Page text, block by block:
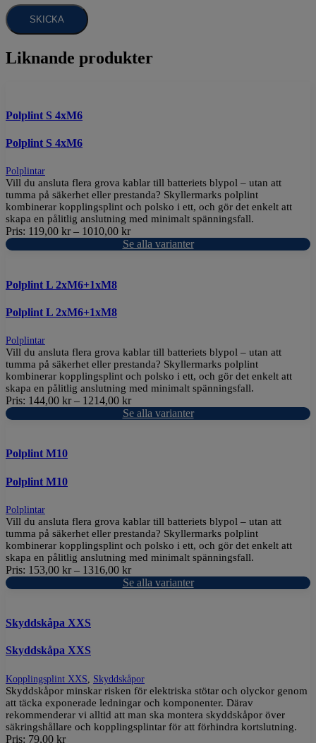
Liknande produkter
Polplint S 4xM6
Polplint S 4xM6
Polplintar
Vill du ansluta flera grova kablar till batteriets blypol – utan att
tumma på säkerhet eller prestanda? Skyllermarks polplint
kombinerar kopplingsplint och polsko i ett, och gör det enkelt att
skapa en pålitlig anslutning med minimalt spänningsfall.
Pris: 119,00 kr– 1010,00 kr
Se alla varianter
Polplint L 2xM6+1xM8
Polplint L 2xM6+1xM8
Polplintar
Vill du ansluta flera grova kablar till batteriets blypol – utan att
tumma på säkerhet eller prestanda? Skyllermarks polplint
kombinerar kopplingsplint och polsko i ett, och gör det enkelt att
skapa en pålitlig anslutning med minimalt spänningsfall.
Pris: 144,00 kr– 1214,00 kr
Se alla varianter
Polplint M10
Polplint M10
Polplintar
Vill du ansluta flera grova kablar till batteriets blypol – utan att
tumma på säkerhet eller prestanda? Skyllermarks polplint
kombinerar kopplingsplint och polsko i ett, och gör det enkelt att
skapa en pålitlig anslutning med minimalt spänningsfall.
Pris: 153,00 kr– 1316,00 kr
Se alla varianter
Skyddskåpa XXS
Skyddskåpa XXS
Kopplingsplint XXS Skyddskåpor
Skyddskåpor minskar risken för elektriska stötar och olyckor genom
att täcka exponerade ledningar och komponenter. Därav
rekommenderar vi alltid att man ska montera skyddskåpor över
säkringshållare och kopplingsplintar för att förhindra kortslutning.
Pris: 79,00 kr